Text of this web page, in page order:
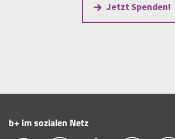
Jetzt Spenden!
b+ im sozialen Netz